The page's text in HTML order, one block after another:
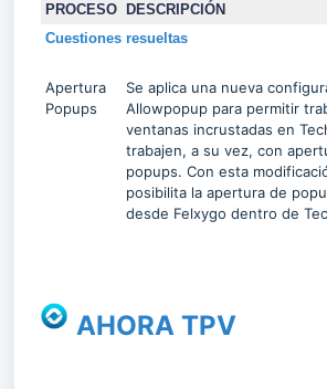
PROCESO DESCRIPCIÓN
Cuestiones resueltas
Apertura
Popups
Se aplica una nueva
Allowpopup para permitir
ventanas incrustadas en
trabajen, a su vez, con
popups. Con esta
posibilita la apertura de
desde Felxygo dentro de
AHORA TPV